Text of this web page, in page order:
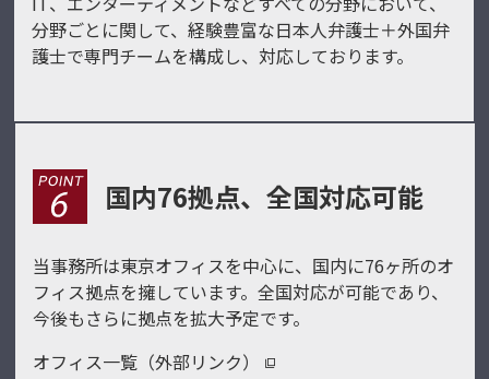
分野ごとに関して、経験豊富な日本人弁護士＋外国弁
護士で専門チームを構成し、対応しております。
国内76拠点、全国対応可能
当事務所は東京オフィスを中心に、国内に76ヶ所のオ
フィス拠点を擁しています。全国対応が可能であり、
今後もさらに拠点を拡大予定です。
オフィス一覧（外部リンク）